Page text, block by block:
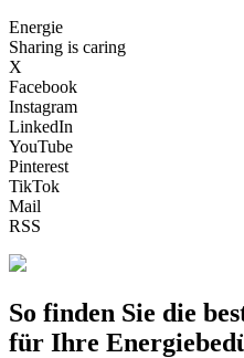
Energie
Sharing is caring
X
Facebook
Instagram
LinkedIn
YouTube
Pinterest
TikTok
Mail
RSS
So finden Sie die
für Ihre